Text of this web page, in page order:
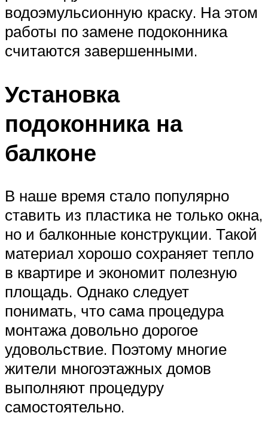
водоэмульсионную краску. На этом
работы по замене подоконника
считаются завершенными.
Установка
подоконника на
балконе
В наше время стало популярно
ставить из пластика не только окна,
но и балконные конструкции. Такой
материал хорошо сохраняет тепло
в квартире и экономит полезную
площадь. Однако следует
понимать, что сама процедура
монтажа довольно дорогое
удовольствие. Поэтому многие
жители многоэтажных домов
выполняют процедуру
самостоятельно.